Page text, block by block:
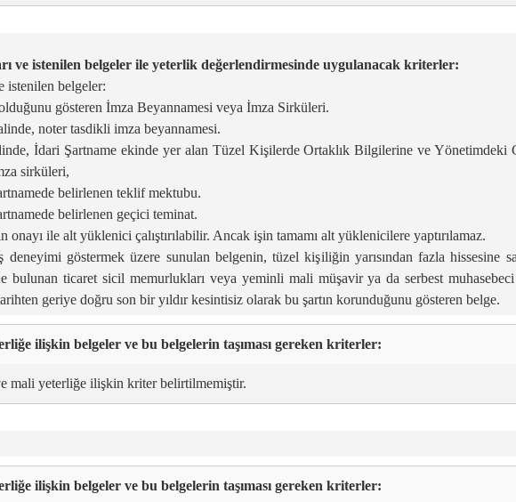
ve istenilen belgeler ile yeterlik değerlendirmesinde uygulanacak kriterler:
istenilen belgeler:
gösteren İmza Beyannamesi veya İmza Sirküleri.
noter tasdikli imza beyannamesi.
İdari Şartname ekinde yer alan Tüzel Kişilerde Ortaklık Bilgilerine ve
sirküleri,
belirlenen teklif mektubu.
belirlenen geçici teminat.
onayı ile alt yüklenici çalıştırılabilir. Ancak işin tamamı alt yüklenicilere yaptırılamaz.
deneyimi göstermek üzere sunulan belgenin, tüzel kişiliğin yarısından fazla hissesine
bulunan ticaret sicil memurlukları veya yeminli mali müşavir ya da serbest
geriye doğru son bir yıldır kesintisiz olarak bu şartın korunduğunu gösteren belge.
ilişkin belgeler ve bu belgelerin taşıması gereken kriterler:
mali yeterliğe ilişkin kriter belirtilmemiştir.
ilişkin belgeler ve bu belgelerin taşıması gereken kriterler: